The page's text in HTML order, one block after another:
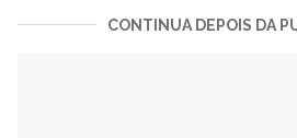
CONTINUA DEPOIS DA